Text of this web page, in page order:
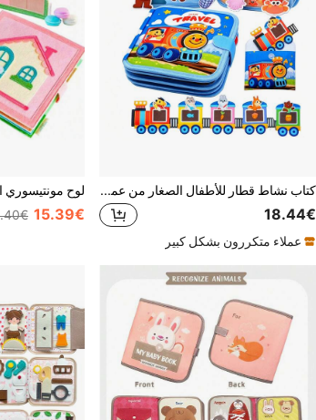
كتاب نشاط قطار للأطفال الصغار من عمر 1-3 سنوات، كتاب هادئ بموضوع السفر الحيواني بطريقة مونتيسوري، لعبة تعليمية تفاعلية، هدية عيد ميلاد للأولاد والبنات من عمر 1-3 سنوات
18.44€
عملاء متكررون بشكل كبير
15.39€